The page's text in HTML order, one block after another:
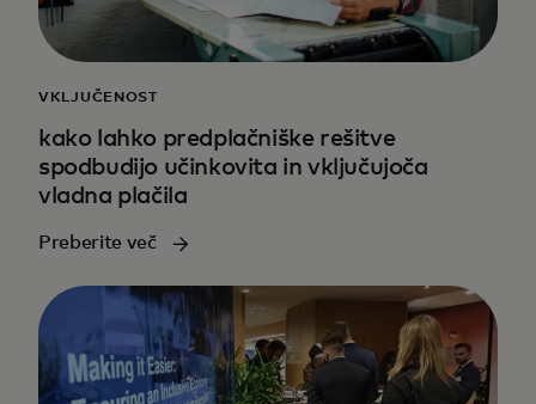
VKLJUČENOST
kako lahko predplačniške rešitve
spodbudijo učinkovita in vključujoča
vladna plačila
Preberite več